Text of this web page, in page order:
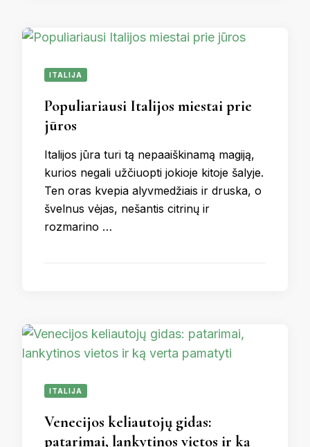
ITALIJA
Populiariausi Italijos miestai prie
jūros
Italijos jūra turi tą nepaaiškinamą magiją,
kurios negali užčiuopti jokioje kitoje šalyje.
Ten oras kvepia alyvmedžiais ir druska, o
švelnus vėjas, nešantis citrinų ir
rozmarino …
ITALIJA
Venecijos keliautojų gidas:
patarimai, lankytinos vietos ir ką